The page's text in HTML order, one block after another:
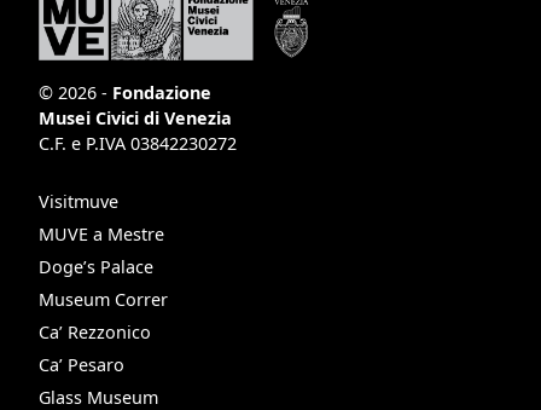
© 2026 - Fondazione
Musei Civici di Venezia
C.F. e P.IVA 03842230272
Visitmuve
MUVE a Mestre
Doge’s Palace
Museum Correr
Ca’ Rezzonico
Ca’ Pesaro
Glass Museum